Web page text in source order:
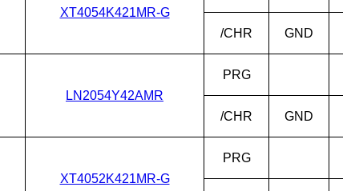
XT4054K421MR-G
/CHR GND
LN2054Y42AMR
PRG
/CHR GND
XT4052K421MR-G
PRG